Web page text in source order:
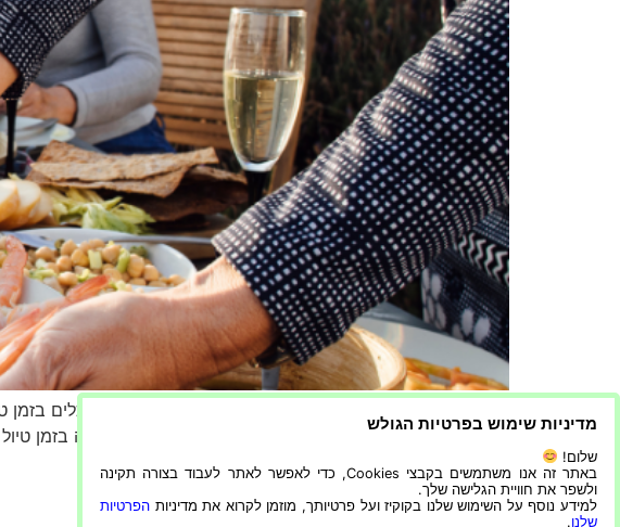
ארוחות בשטח – כל המנות הכי בריאות בארוחות שטח שאוכלים
חוקרים את עולם ארוחות השטח שהן גם מזינות וקלות להכנה בזמן
בפארק חבלים […]
כל מה שעל גלגלים וכל מה שספורטיבי
מדיניות שימוש בפרטיות הגולש
שלום!
באתר זה אנו משתמשים בקבצי Cookies, כדי לאפשר לאתר לעבוד בצורה תקינה
ולשפר את חוויית הגלישה שלך.
למידע נוסף על השימוש שלנו בקוקיז ועל פרטיותך, מוזמן לקרוא את מדיניות הפרטיות
שלנו.